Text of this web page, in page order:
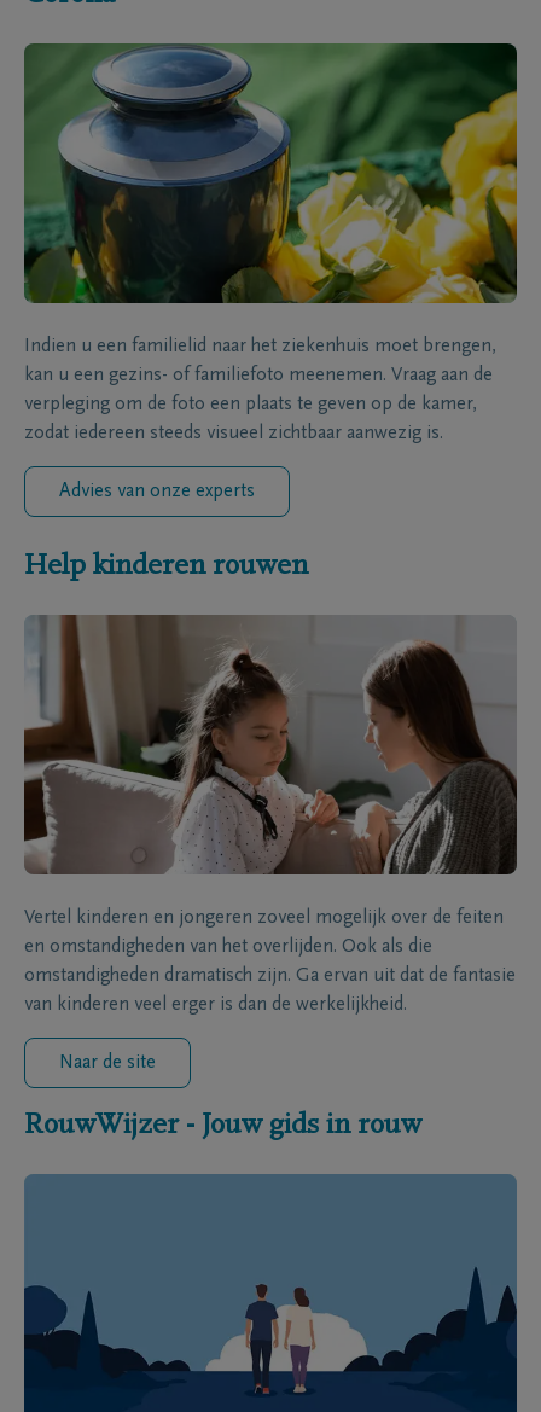
Indien u een familielid naar het ziekenhuis moet brengen,
kan u een gezins- of familiefoto meenemen. Vraag aan de
verpleging om de foto een plaats te geven op de kamer,
zodat iedereen steeds visueel zichtbaar aanwezig is.
Advies van onze experts
Help kinderen rouwen
Vertel kinderen en jongeren zoveel mogelijk over de feiten
en omstandigheden van het overlijden. Ook als die
omstandigheden dramatisch zijn. Ga ervan uit dat de fantasie
van kinderen veel erger is dan de werkelijkheid.
Naar de site
RouwWijzer - Jouw gids in rouw